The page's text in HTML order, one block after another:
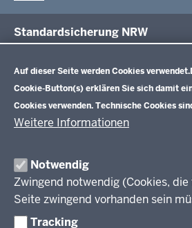
Auf dieser Seite werden Cookies verwendet.
Cookie-Button(s) erklären Sie sich damit
Cookies verwenden. Technische Cookies
Weitere Informationen
Notwendig
Zwingend notwendig (Cookies,
Seite zwingend vorhanden sein
Tracking
Standardsicherung NRW
Zentrale Prüfungen 10
Übersicht
Fächer
Termine
Ergebnisberichte
Weitere Dokumente
Fragen und Antworten
Zentrale Klausuren
Fächer
Aufgaben der letzten Jahre
Rechtsgrundlagen
Übersicht
Fächer
Prüfungsaufgaben
Zentralabitur Berufliches
Übersicht